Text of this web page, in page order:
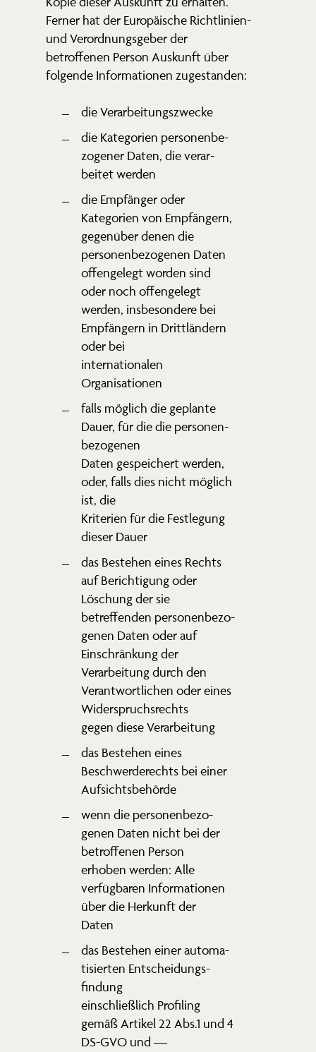
Ferner hat der Europäische Richt­linien-
und Verord­nungs­geber der
betrof­fenen Person Auskunft über
folgende Infor­ma­tionen zugestanden:
die Verar­bei­tungs­zwecke
die Kategorien perso­nen­be­
zo­gener Daten, die verar­
beitet werden
die Empfänger oder
Kategorien von Empfängern,
gegenüber denen die
perso­nen­be­zo­genen Daten
offen­gelegt worden sind
oder noch offen­gelegt
werden, insbe­sondere bei
Empfängern in Dritt­ländern
oder bei
inter­na­tio­nalen
Organisationen
falls möglich die geplante
Dauer, für die die perso­nen­
be­zo­genen
Daten gespei­chert werden,
oder, falls dies nicht möglich
ist, die
Kriterien für die Festlegung
dieser Dauer
das Bestehen eines Rechts
auf Berich­tigung oder
Löschung der sie
betref­fenden perso­nen­be­zo­
genen Daten oder auf
Einschränkung der
Verar­beitung durch den
Verant­wort­lichen oder eines
Wider­spruchs­rechts
gegen diese Verarbeitung
das Bestehen eines
Beschwer­de­rechts bei einer
Aufsichtsbehörde
wenn die perso­nen­be­zo­
genen Daten nicht bei der
betrof­fenen Person
erhoben werden: Alle
verfüg­baren Infor­ma­tionen
über die Herkunft der
Daten
das Bestehen einer automa­
ti­sierten Entschei­dungs­
findung
einschließlich Profiling
gemäß Artikel 22 Abs.1 und 4
DS-GVO und —